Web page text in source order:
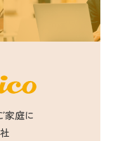
家庭に